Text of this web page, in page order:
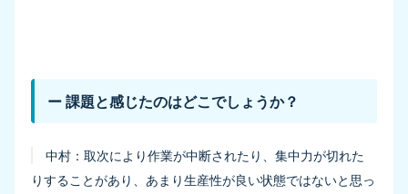
ー 課題と感じたのはどこでしょうか？
中村：取次により作業が中断されたり、集中力が切れた
りすることがあり、あまり生産性が良い状態ではないと思っ